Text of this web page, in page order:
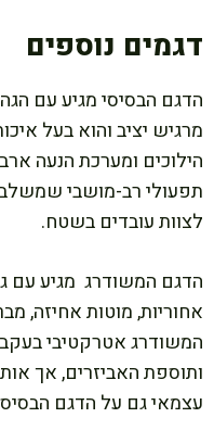
דגמים נוספים
הדגם הבסיסי מגיע עם
מרגיש יציב והוא בעל
תפעולי רב-מושבי
לצוות עובדים בשטח.
הדגם המשודרג מגיע עם
אחוריות, מוטות אחיזה,
המשודרג אטרקטיבי
ותוספת האביזרים, אך
עצמאי גם על הדגם